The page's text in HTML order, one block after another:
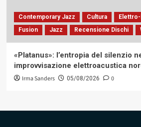
Contemporary Jazz Cultura
Fusion
Jazz Recensione Dischi
«Platanus»: l’entropia del silenzio
improvvisazione elettroacustica
Irma Sanders 05/08/2026 0